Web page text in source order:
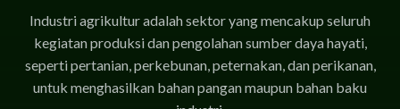
Industri agrikultur adalah sektor yang mencakup seluruh
kegiatan produksi dan pengolahan sumber daya hayati,
seperti pertanian, perkebunan, peternakan, dan perikanan,
untuk menghasilkan bahan pangan maupun bahan baku